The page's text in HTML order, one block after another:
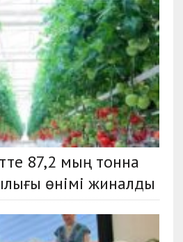
87,2 мың тонна
өнімі жиналды